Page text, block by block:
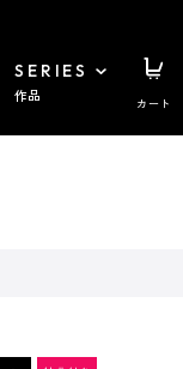
SERIES
作品 カート